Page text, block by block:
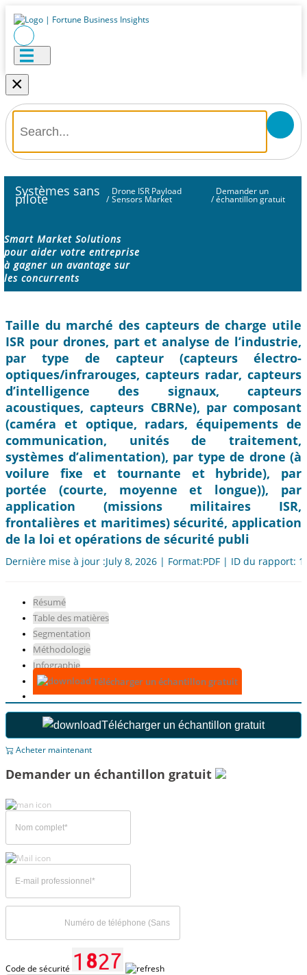
×
Systèmes sans
pilote /
Drone ISR Payload
Sensors Market /
Demander un
échantillon gratuit
Smart Market Solutions
pour aider votre entreprise
à gagner un avantage sur
les concurrents
Taille du marché des capteurs de charge utile
ISR pour drones, part et analyse de l’industrie,
par type de capteur (capteurs électro-
optiques/infrarouges, capteurs radar, capteurs
d’intelligence des signaux, capteurs
acoustiques, capteurs CBRNe), par composant
(caméra et optique, radars, équipements de
communication, unités de traitement,
systèmes d’alimentation), par type de drone (à
voilure fixe et tournante et hybride), par
portée (courte, moyenne et longue)), par
application (missions militaires ISR,
frontalières et maritimes) sécurité, application
de la loi et opérations de sécurité publi
Dernière mise à jour :July 8, 2026 | Format:PDF | ID du rapport:
Résumé
Table des matières
Segmentation
Méthodologie
Infographie
Télécharger un échantillon gratuit
Télécharger un échantillon gratuit
Acheter maintenant
Demander un échantillon gratuit
Code de sécurité